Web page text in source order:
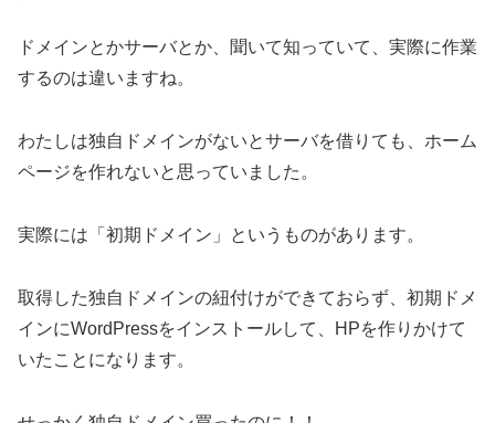
ドメインとかサーバとか、聞いて知っていて、実際に作業
するのは違いますね。
わたしは独自ドメインがないとサーバを借りても、ホーム
ページを作れないと思っていました。
実際には「初期ドメイン」というものがあります。
取得した独自ドメインの紐付けができておらず、初期ドメ
インにWordPressをインストールして、HPを作りかけて
いたことになります。